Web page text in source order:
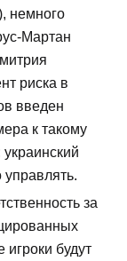
немного
Мартан
риска в
введен
к такому
за
будут